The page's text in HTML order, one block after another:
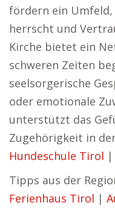
fördern ein
herrscht und
Kirche bietet ein
schweren Zeiten
seelsorgerische
oder emotionale
unterstützt das
Zugehörigkeit in
Hundeschule Tirol |
Tipps aus der
Ferienhaus Tirol |